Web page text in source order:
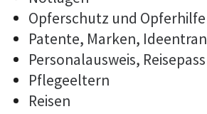
Opferschutz und Opferhilfe
Patente, Marken,
Personalausweis, Reisepass
Pflegeeltern
Reisen